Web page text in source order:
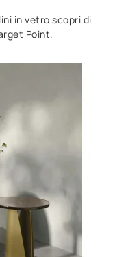
in vetro scopri di
Point.